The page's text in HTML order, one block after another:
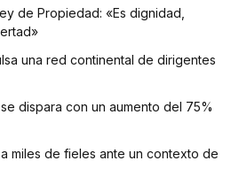
de Propiedad: «Es dignidad,
una red continental de dirigentes
dispara con un aumento del 75%
miles de fieles ante un contexto de